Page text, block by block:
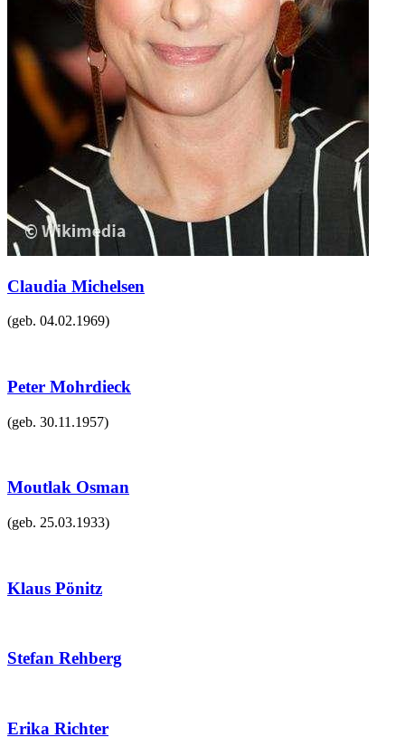
Claudia Michelsen
(geb. 04.02.1969)
Peter Mohrdieck
(geb. 30.11.1957)
Moutlak Osman
(geb. 25.03.1933)
Klaus Pönitz
Stefan Rehberg
Erika Richter